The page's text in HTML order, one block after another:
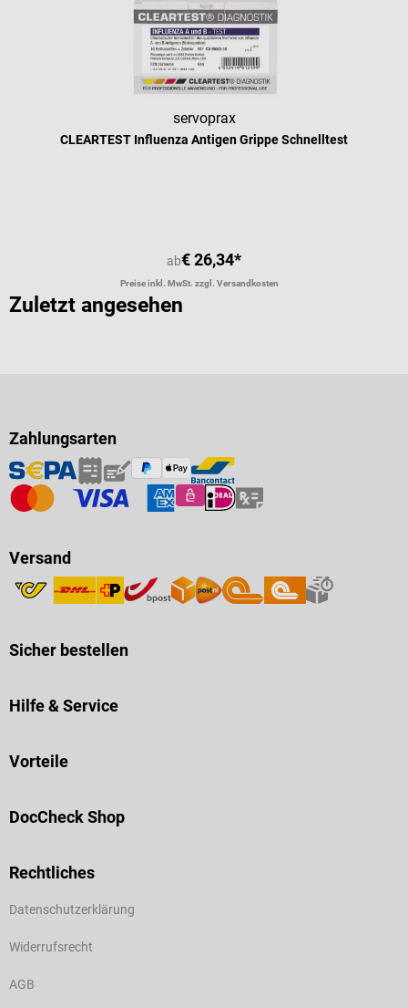
servoprax
CLEARTEST Influenza Antigen Grippe Schnelltest
ab€ 26,34*
Preise inkl. MwSt. zzgl. Versandkosten
Zuletzt angesehen
Zahlungsarten
Versand
Sicher bestellen
Hilfe & Service
Vorteile
DocCheck Shop
Rechtliches
Datenschutzerklärung
Widerrufsrecht
AGB